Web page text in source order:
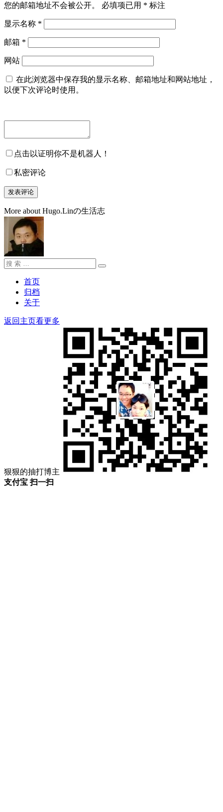
您的邮箱地址不会被公开。 必填项已用 * 标注
显示名称 *
邮箱 *
网站
在此浏览器中保存我的显示名称、邮箱地址和网站地址，
以便下次评论时使用。
点击以证明你不是机器人！
私密评论
More about Hugo.Linの生活志
搜
搜
首页
归档
关于
返回主页看更多
狠狠的抽打博主
支付宝 扫一扫